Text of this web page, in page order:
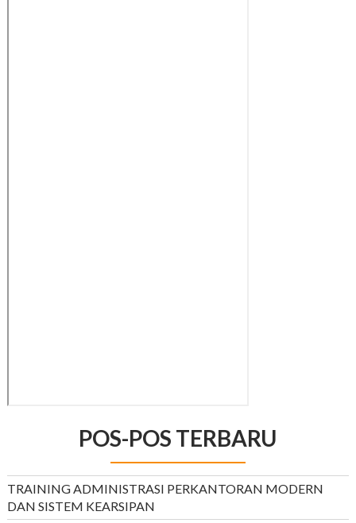
POS-POS TERBARU
TRAINING ADMINISTRASI PERKANTORAN MODERN
DAN SISTEM KEARSIPAN